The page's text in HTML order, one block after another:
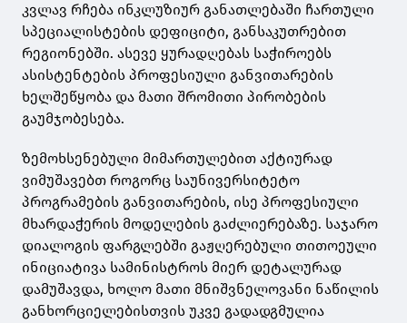
კვლავ რჩება ინკლუზიურ განათლებაში ჩართული
სპეციალისტების დეფიციტი, განსაკუთრებით
რეგიონებში. ასევე ყურადღებას საჭიროებს
ასისტენტების პროფესიული განვითარების
ხელშეწყობა და მათი შრომითი პირობების
გაუმჯობესება.
ზემოხსენებული მიმართულებით აქტიურად
ვიმუშავებთ როგორც საუნივერსიტეტო
პროგრამების განვითარების, ისე პროფესიული
მხარდაჭერის მოდელების გაძლიერებაზე. საჯარო
დიალოგის ფარგლებში გაჟღერებული თითოეული
ინიციატივა სამინისტროს მიერ დეტალურად
დამუშავდა, ხოლო მათი მნიშვნელოვანი ნაწილის
განხორციელებისთვის უკვე გადადგმულია